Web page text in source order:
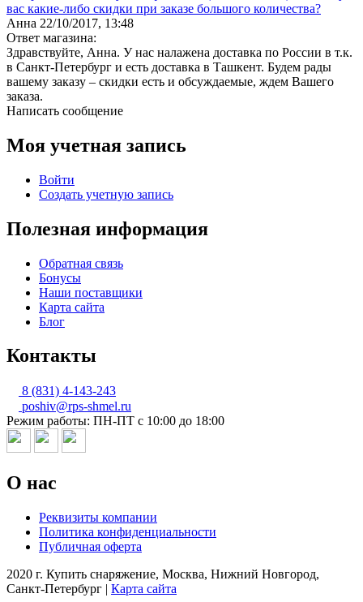
вас какие-либо скидки при заказе большого количества?
Анна 22/10/2017, 13:48
Ответ магазина:
Здравствуйте, Анна. У нас налажена доставка по России в т.к.
в Санкт-Петербург и есть доставка в Ташкент. Будем рады
вашему заказу – скидки есть и обсуждаемые, ждем Вашего
заказа.
Написать сообщение
Моя учетная запись
Войти
Создать учетную запись
Полезная информация
Обратная связь
Бонусы
Наши поставщики
Карта сайта
Блог
Контакты
8 (831) 4-143-243
poshiv@rps-shmel.ru
Режим работы: ПН-ПТ с 10:00 до 18:00
О нас
Реквизиты компании
Политика конфиденциальности
Публичная оферта
2020 г. Купить снаряжение, Москва, Нижний Новгород,
Санкт-Петербург | Карта сайта